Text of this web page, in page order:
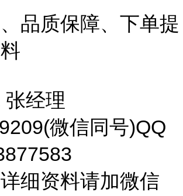
品质保障、下单提
张经理
微信同号)QQ
细资料请加微信